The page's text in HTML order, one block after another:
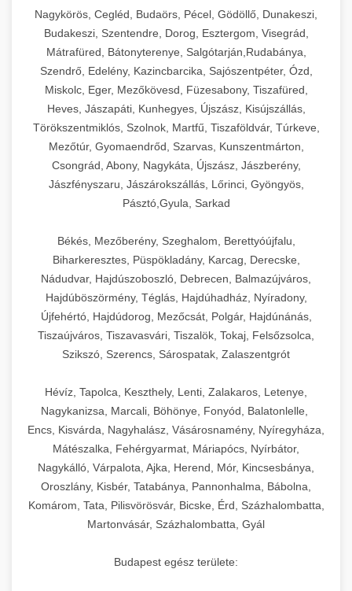
chef-iparikonyhagepek.hu
élelmiszer-előkészítéshez. Különböző reszelési
méretek különböző alkalmazásokhoz.
chef-iparikonyhagepek.hu
kereskedelmi sajtreszelő
🍳 28. Nagykonyhai
Berendezések
+
Teljes körű nagykonyhai berendezések és
professzionális vendéglátóipari kellékek.
Minden, ami szükséges éttermi és catering
műveletekhez.
chef-iparikonyhagepek.hu
kereskedelmi konyhai megoldások
Nagykörös, Cegléd, Budaörs, Pécel, Gödöllő, Dunakeszi,
Budakeszi, Szentendre, Dorog, Esztergom, Visegrád,
Mátrafüred, Bátonyterenye, Salgótarján,Rudabánya,
Szendrő, Edelény, Kazincbarcika, Sajószentpéter, Ózd,
Miskolc, Eger, Mezőkövesd, Füzesabony, Tiszafüred,
Heves, Jászapáti, Kunhegyes, Újszász, Kisújszállás,
Törökszentmiklós, Szolnok, Martfű, Tiszaföldvár, Túrkeve,
Mezőtúr, Gyomaendrőd, Szarvas, Kunszentmárton,
Csongrád, Abony, Nagykáta, Újszász, Jászberény,
Jászfényszaru, Jászárokszállás, Lőrinci, Gyöngyös,
Pásztó,Gyula, Sarkad
Békés, Mezőberény, Szeghalom, Berettyóújfalu,
Biharkeresztes, Püspökladány, Karcag, Derecske,
Nádudvar, Hajdúszoboszló, Debrecen, Balmazújváros,
Hajdúböszörmény, Téglás, Hajdúhadház, Nyíradony,
Újfehértó, Hajdúdorog, Mezőcsát, Polgár, Hajdúnánás,
Tiszaújváros, Tiszavasvári, Tiszalök, Tokaj, Felsőzsolca,
Szikszó, Szerencs, Sárospatak, Zalaszentgrót
Hévíz, Tapolca, Keszthely, Lenti, Zalakaros, Letenye,
Nagykanizsa, Marcali, Böhönye, Fonyód, Balatonlelle,
Encs, Kisvárda, Nagyhalász, Vásárosnamény, Nyíregyháza,
Mátészalka, Fehérgyarmat, Máriapócs, Nyírbátor,
Nagykálló, Várpalota, Ajka, Herend, Mór, Kincsesbánya,
Oroszlány, Kisbér, Tatabánya, Pannonhalma, Bábolna,
Komárom, Tata, Pilisvörösvár, Bicske, Érd, Százhalombatta,
Martonvásár, Százhalombatta, Gyál
Budapest egész területe: